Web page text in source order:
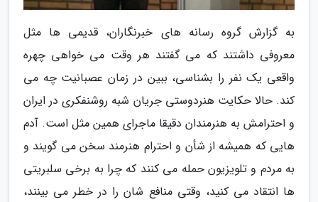
به گزارش گروه رسانه های خبرنگاران، قدیمی ها مثل
معروفی داشتند که می گفتند هر وقت می خواهی چهره
واقعی یک نفر را بشناسی، ببین در زمان عصبانیت چه می
کند. حالا حکایت هنردوستی جریان شبه روشنفکری در ایران
و احترامش به هنرمندان دقیقا ماجرای همین مثل است. آدم
هایی که همیشه از شأن و احترام هنرمند سخن می گویند و
به مردم و تلویزیون حمله می کنند که چرا به برخی سلبریتی
ها انتقاد می کنید، وقتی منافع شان را در خطر می بینند،